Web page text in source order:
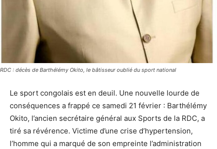
RDC : décès de Barthélémy Okito, le bâtisseur oublié du sport national
Le sport congolais est en deuil. Une nouvelle lourde de
conséquences a frappé ce samedi 21 février : Barthélémy
Okito, l’ancien secrétaire général aux Sports de la RDC, a
tiré sa révérence. Victime d’une crise d’hypertension,
l’homme qui a marqué de son empreinte l’administration